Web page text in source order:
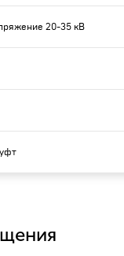
20-35 кВ